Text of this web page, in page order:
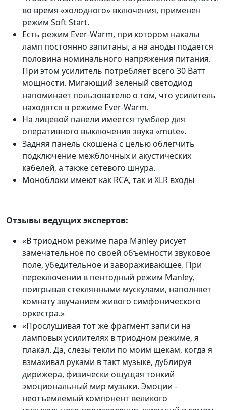
во время «холодного» включения, применен
режим Soft Start.
Есть режим Ever-Warm, при котором накалы
ламп постоянно запитаны, а на аноды подается
половина номинального напряжения питания.
При этом усилитель потребляет всего 30 Ватт
мощности. Мигающий зеленый светодиод
напоминает пользователю о том, что усилитель
находятся в режиме Ever-Warm.
На лицевой панели имеется тумблер для
оперативного выключения звука «mute».
Задняя панель скошена с целью облегчить
подключение межблочных и акустических
кабелей, а также сетевого шнура.
Моноблоки имеют как RCA, так и XLR входы
Отзывы ведущих экспертов:
«В триодном режиме пара Manley рисует
замечательное по своей объемности звуковое
поле, убедительное и завораживающее. При
переключении в пентодный режим Manley,
поигрывая стеклянными мускулами, наполняет
комнату звучанием живого симфонического
оркестра.»
«Прослушивая тот же фрагмент записи на
ламповых усилителях в триодном режиме, я
плакал. Да, слезы текли по моим щекам, когда я
взмахивал руками в такт музыке, дублируя
дирижера, физически ощущая тонкий
эмоциональный мир музыки. Эмоции -
неотъемлемый компонент великого